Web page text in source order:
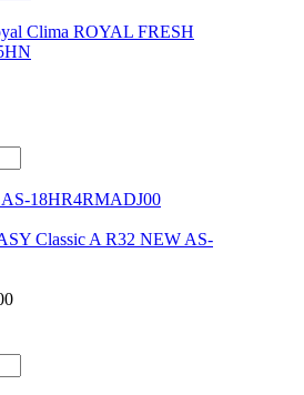
Clima ROYAL FRESH
Classic A R32 NEW AS-